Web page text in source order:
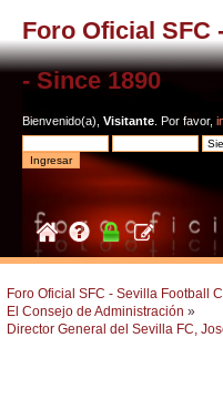
Foro Oficial SFC
- Since 1890
Bienvenido(a), Visitante . Por favor,
Foro Oficial SFC - Sevilla Football
El Consejo de Administración »
Director General del Sevilla FC,